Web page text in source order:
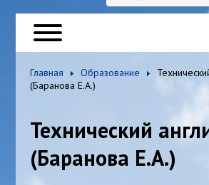
Главная Образование
(Баранова Е.А.)
Технический
(Баранова Е.А.)